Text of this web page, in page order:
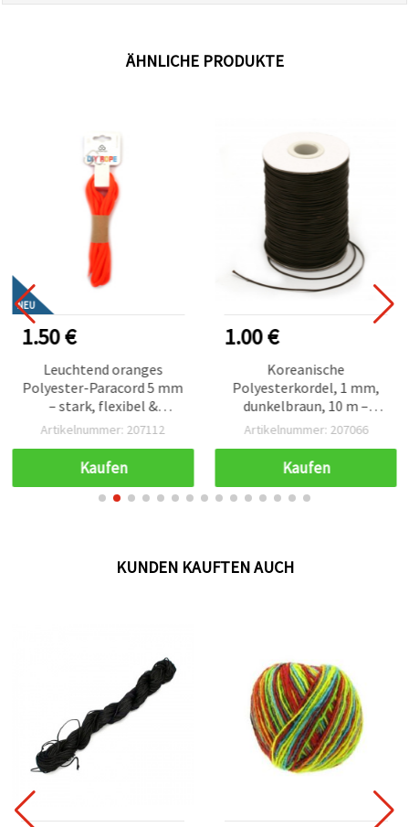
ÄHNLICHE PRODUKTE
NEU
1.50 €
Leuchtend oranges
Polyester-Paracord 5 mm
– stark, flexibel &
dekorative Bastelschnur,
Artikelnummer: 207112
Kaufen
1.00 €
Koreanische
Polyesterkordel, 1 mm,
dunkelbraun, 10 m –
Bastelkordel für
Perlenfädeln, Makramee
& DIY-Projekte
Artikelnummer: 207066
Kaufen
KUNDEN KAUFTEN AUCH